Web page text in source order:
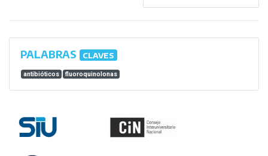
PALABRAS CLAVES
antibióticos fluoroquinolonas